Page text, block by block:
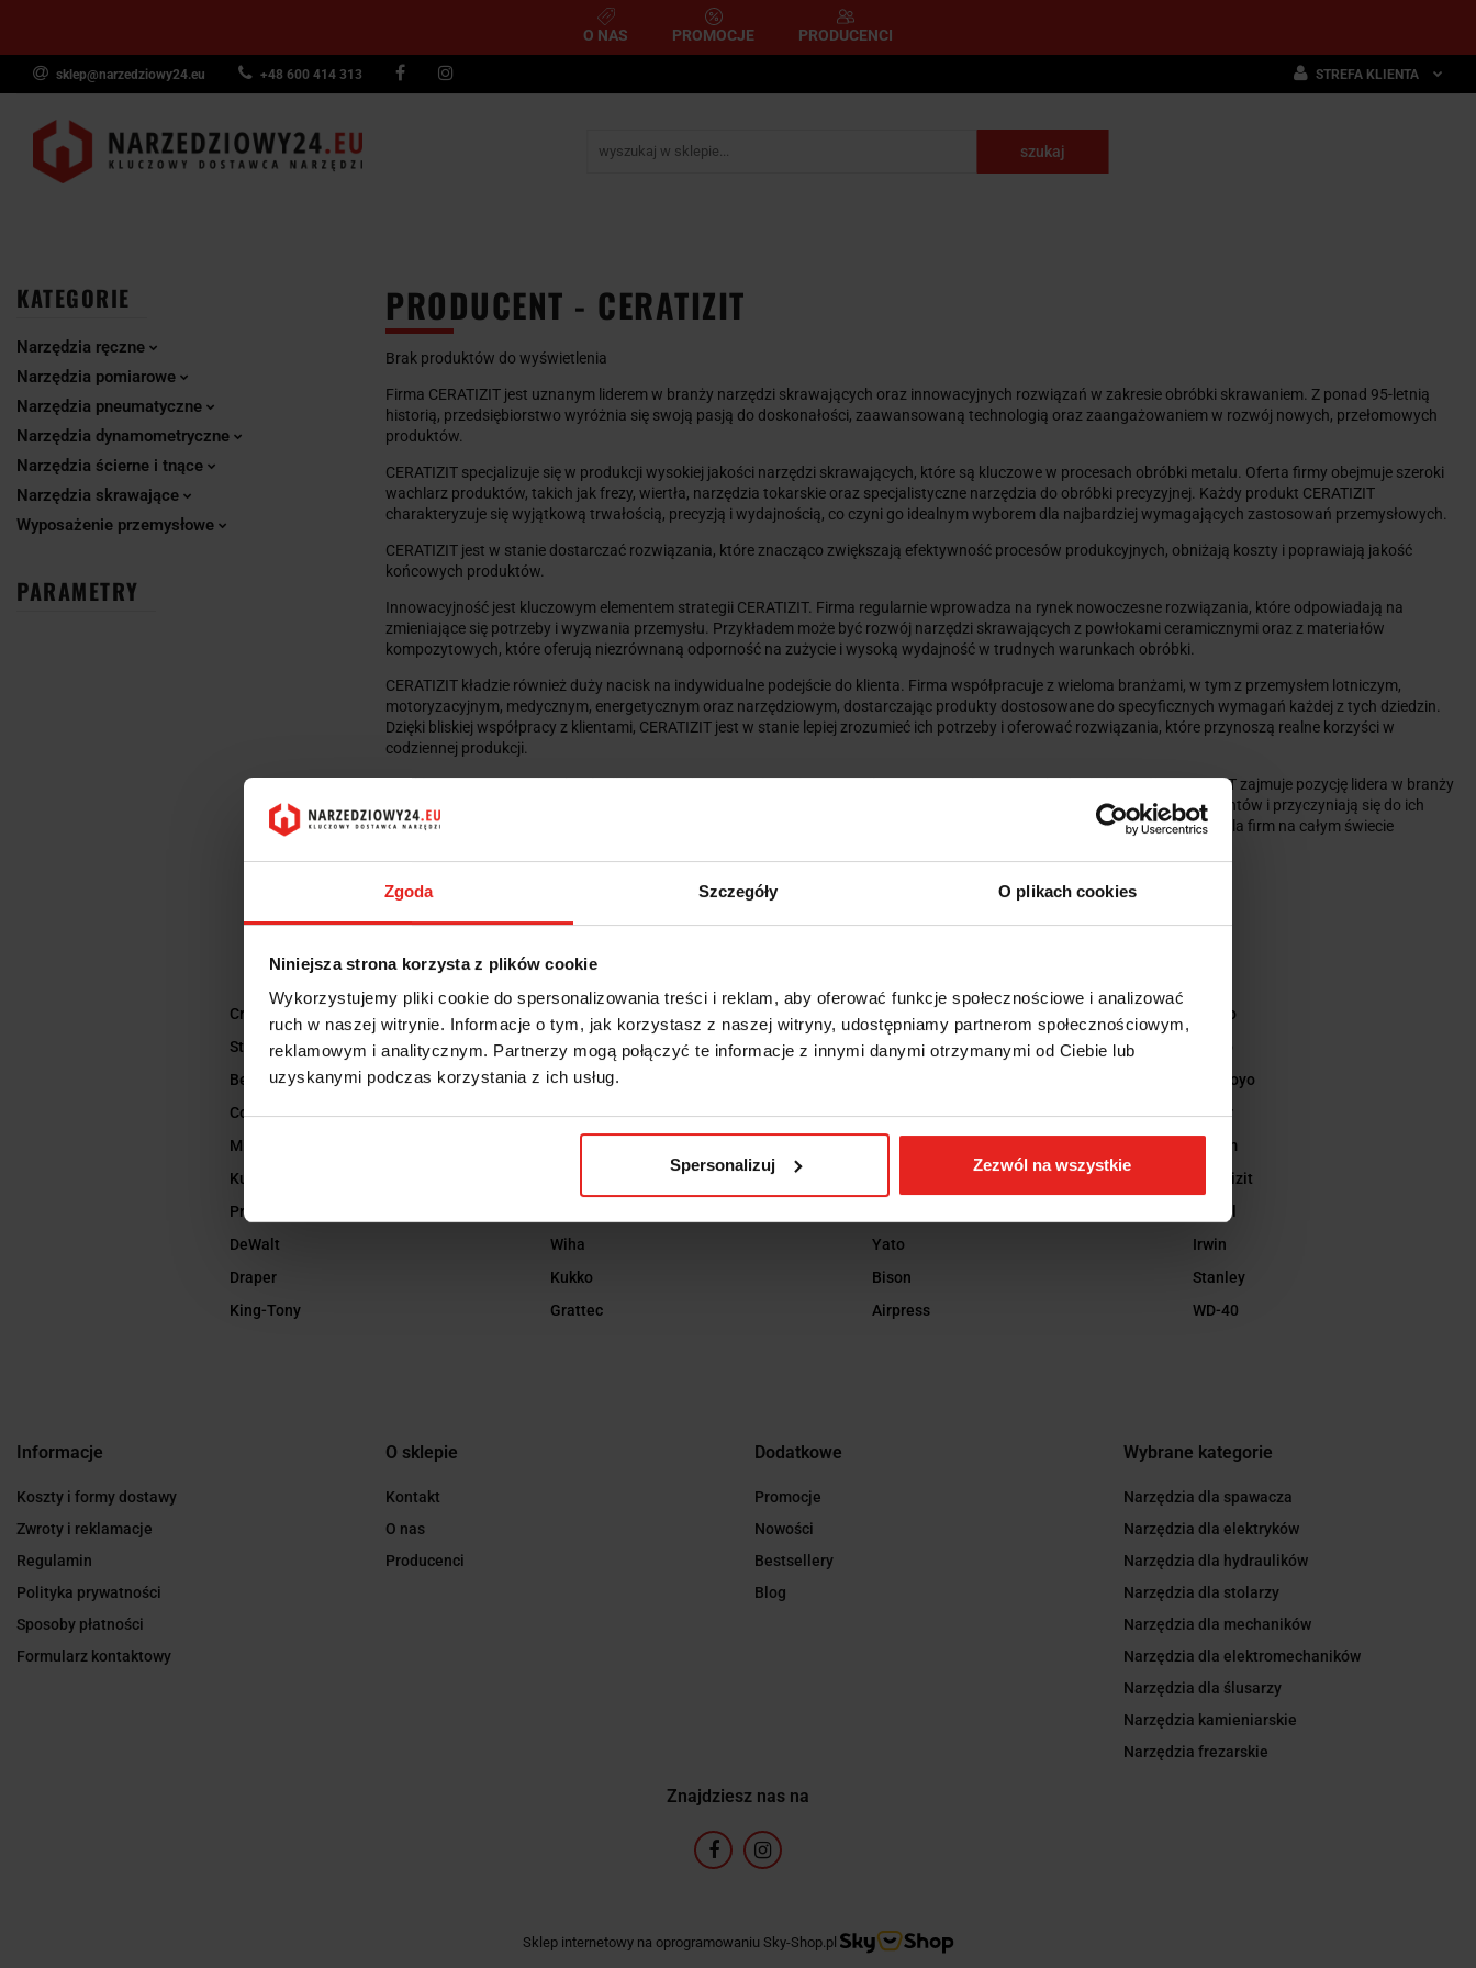
Zgoda Szczegóły O plikach cookies
Niniejsza strona korzysta z plików cookie
Wykorzystujemy pliki cookie do spersonalizowania treści i reklam, aby oferować funkcje społecznościowe i analizować
ruch w naszej witrynie. Informacje o tym, jak korzystasz z naszej witryny, udostępniamy partnerom społecznościowym,
reklamowym i analitycznym. Partnerzy mogą połączyć te informacje z innymi danymi otrzymanymi od Ciebie lub
uzyskanymi podczas korzystania z ich usług.
Spersonalizuj Zezwól na wszystkie
O NAS PROMOCJE PRODUCENCI
sklep@narzedziowy24.eu +48 600 414 313 STREFA KLIENTA
Narzędzia ręczne Narzędzia pomiarowe Narzędzia pneumatyczne
Narzędzia dynamometryczne Narzędzia skrawające
KATEGORIE
Narzędzia ręczne
Narzędzia pomiarowe
Narzędzia pneumatyczne
Narzędzia dynamometryczne
Narzędzia ścierne i tnące
Narzędzia skrawające
Wyposażenie przemysłowe
PARAMETRY
PRODUCENT - CERATIZIT
Brak produktów do wyświetlenia
Firma CERATIZIT jest uznanym liderem w branży narzędzi skrawających oraz innowacyjnych rozwiązań w zakresie obróbki skrawaniem. Z ponad 95-letnią
historią, przedsiębiorstwo wyróżnia się swoją pasją do doskonałości, zaawansowaną technologią oraz zaangażowaniem w rozwój nowych, przełomowych
produktów.
CERATIZIT specjalizuje się w produkcji wysokiej jakości narzędzi skrawających, które są kluczowe w procesach obróbki metalu. Oferta firmy obejmuje szeroki
wachlarz produktów, takich jak frezy, wiertła, narzędzia tokarskie oraz specjalistyczne narzędzia do obróbki precyzyjnej. Każdy produkt CERATIZIT
charakteryzuje się wyjątkową trwałością, precyzją i wydajnością, co czyni go idealnym wyborem dla najbardziej wymagających zastosowań przemysłowych.
CERATIZIT jest w stanie dostarczać rozwiązania, które znacząco zwiększają efektywność procesów produkcyjnych, obniżają koszty i poprawiają jakość
końcowych produktów.
Innowacyjność jest kluczowym elementem strategii CERATIZIT. Firma regularnie wprowadza na rynek nowoczesne rozwiązania, które odpowiadają na
zmieniające się potrzeby i wyzwania przemysłu. Przykładem może być rozwój narzędzi skrawających z powłokami ceramicznymi oraz z materiałów
kompozytowych, które oferują niezrównaną odporność na zużycie i wysoką wydajność w trudnych warunkach obróbki.
CERATIZIT kładzie również duży nacisk na indywidualne podejście do klienta. Firma współpracuje z wieloma branżami, w tym z przemysłem lotniczym,
motoryzacyjnym, medycznym, energetycznym oraz narzędziowym, dostarczając produkty dostosowane do specyficznych wymagań każdej z tych dziedzin.
Dzięki bliskiej współpracy z klientami, CERATIZIT jest w stanie lepiej zrozumieć ich potrzeby i oferować rozwiązania, które przynoszą realne korzyści w
codziennej produkcji.
Dzięki zaawansowanej technologii, innowacyjnym rozwiązaniom oraz silnemu zaangażowaniu w badania i rozwój, CERATIZIT zajmuje pozycję lidera w branży
narzędzi skrawających. Firma nieustannie dąży do doskonałości, dostarczając produkty, które przekraczają oczekiwania klientów i przyczyniają się do ich
sukcesu na rynku. CERATIZIT to synonim niezawodności, precyzji i innowacyjności, co sprawia, że jest zaufanym partnerem dla firm na całym świecie
Cromwell
Stahlwille
Beta
Coba
Milwaukee
Kuźnia
Pro
DeWalt
Draper
King-Tony
Haimer
Gedore
Knipex
Wera
Wiha
Kukko
Grattec
Rocol
Yg-1
Yato
Bison
Airpress
Bahco
Mitutoyo
Fanar
Forum
Ceratizit
Jotkel
Irwin
Stanley
WD-40
Informacje
Koszty i formy dostawy
Zwroty i reklamacje
Regulamin
Polityka prywatności
Sposoby płatności
Formularz kontaktowy
O sklepie
Kontakt
O nas
Producenci
Dodatkowe
Promocje
Nowości
Bestsellery
Blog
Wybrane kategorie
Narzędzia dla spawacza
Narzędzia dla elektryków
Narzędzia dla hydraulików
Narzędzia dla stolarzy
Narzędzia dla mechaników
Narzędzia dla elektromechaników
Narzędzia dla ślusarzy
Narzędzia kamieniarskie
Narzędzia frezarskie
Znajdziesz nas na
Sklep internetowy na oprogramowaniu Sky-Shop.pl